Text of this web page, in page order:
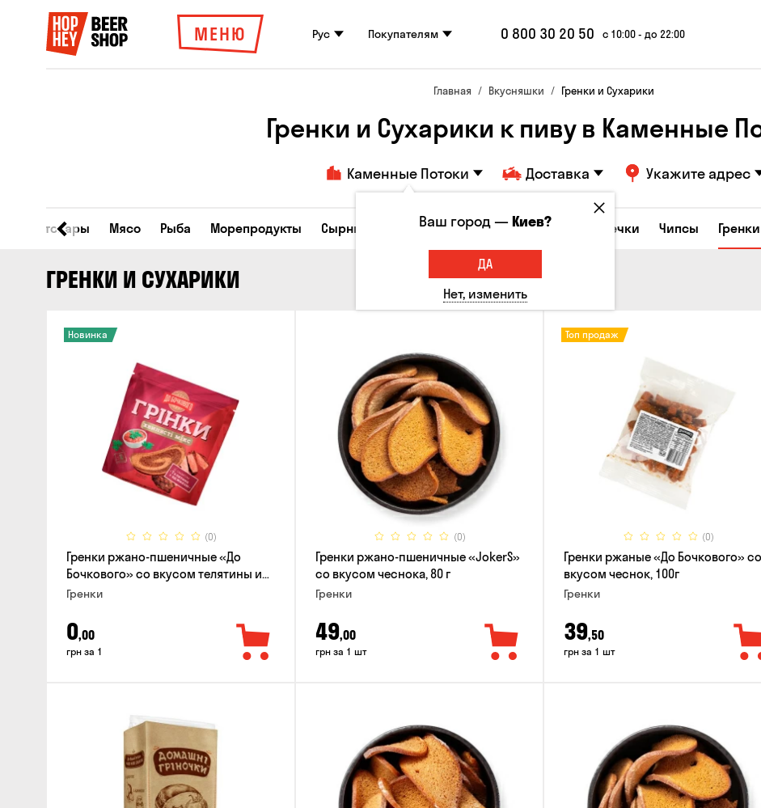
МЕНЮ Рус Покупателям 0 800 30 20 50 с 10:00 - до 22:00
Главная Вкусняшки Гренки и Сухарики
Гренки и Сухарики к пиву в Каменные
Каменные Потоки Доставка Укажите адрес
Все товары Мясо Рыба Морепродукты Сырные закуски Орешки Кукуруза Семечки Чипсы
ГРЕНКИ И СУХАРИКИ
(0)
Новинка
Гренки ржано-пшеничные «До
Бочкового» со вкусом телятины и
аджики, 75г
Гренки
0,00
грн за 1
(0)
Гренки ржано-пшеничные «JokerS»
со вкусом чеснока, 80 г
Гренки
49,00
грн за 1 шт
(0)
Топ продаж
Гренки ржаные «До Бочкового» со
вкусом чеснок, 100г
Гренки
39,50
грн за 1 шт
Ваш город —Киев?
ДА
Нет, изменить